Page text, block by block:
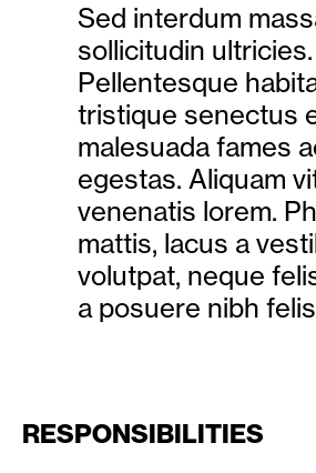
Sed interdum
sollicitudin ultricies.
Pellentesque
tristique senectus
malesuada fames
egestas. Aliquam
venenatis lorem.
mattis, lacus a
volutpat, neque
a posuere nibh
RESPONSIBILITIES